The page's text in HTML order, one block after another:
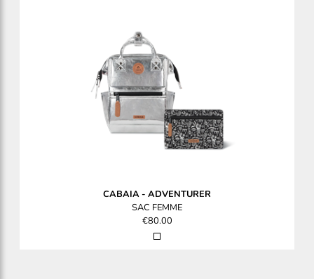
CABAIA- ADVENTURER
SAC FEMME
€80.00